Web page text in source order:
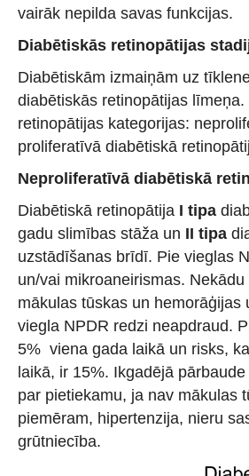
vairāk nepilda savas funkcijas.
Diabētiskās retinopātijas
Diabētiskām izmaiņām uz
diabētiskās retinopātijas
retinopātijas kategorijas:
proliferatīvā diabētiskā
Neproliferatīvā diabētiskā
Diabētiskā retinopātija I tipa
gadu slimības stāža un II tipa
uzstādīšanas brīdī. Pie vieglas
un/vai mikroaneirismas.
mākulas tūskas un
viegla NPDR redzi neapdraud.
5% viena gada laikā un risks,
laikā, ir 15%. Ikgadējā pārbaude
par pietiekamu, ja nav mākulas
piemēram, hipertenzija, nieru
grūtniecība.